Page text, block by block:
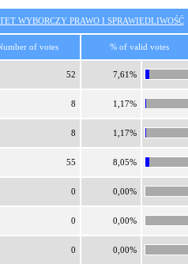
WYBORCZY PRAWO I SPRAWIEDLIWOŚĆ
of votes % of valid votes
52 7,61%
8 1,17%
8 1,17%
55 8,05%
0 0,00%
0 0,00%
0 0,00%